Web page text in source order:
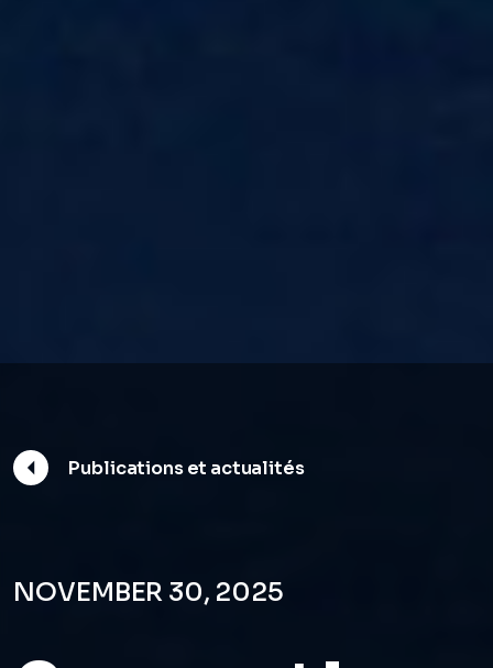
Publications et actualités
NOVEMBER 30, 2025